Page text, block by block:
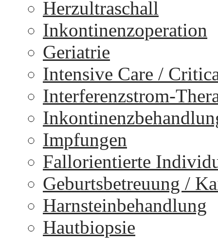
Herzultraschall
Inkontinenzoperation
Geriatrie
Intensive Care /
Interferenzstrom-
Impfungen
Fallorientierte
Geburtsbetreuung /
Harnsteinbehandlung
Hautbiopsie